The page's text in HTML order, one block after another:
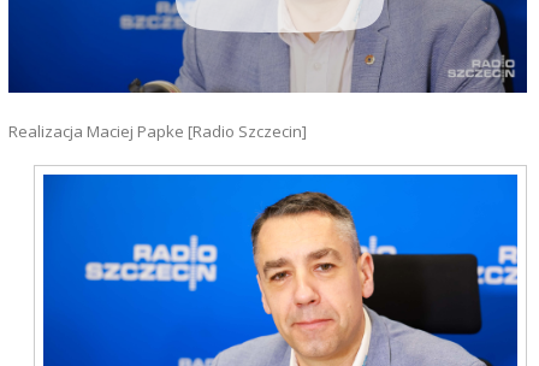
Realizacja Maciej Papke [Radio Szczecin]